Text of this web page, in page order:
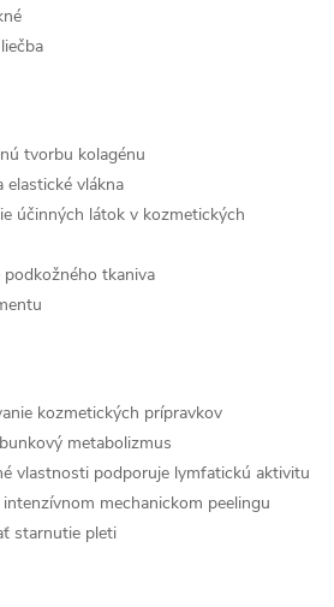
tvorbu kolagénu
elastické vlákna
účinných látok v kozmetických
tkaniva
kozmetických prípravkov
metabolizmus
vlastnosti podporuje lymfatickú aktivitu
mechanickom peelingu
starnutie pleti